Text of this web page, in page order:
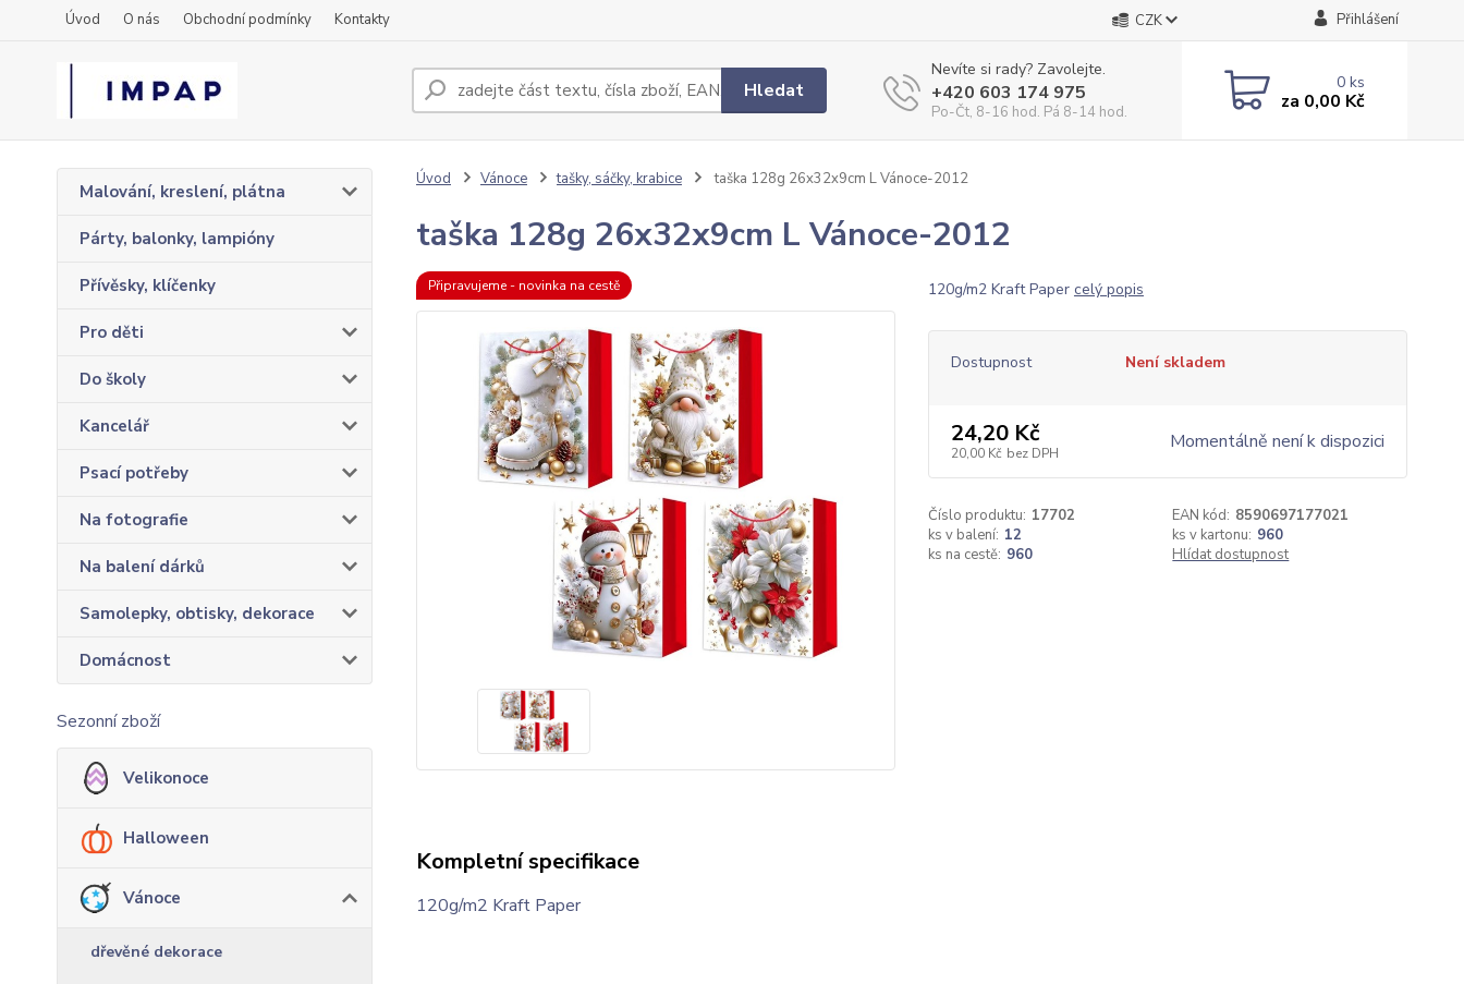
Úvod O nás Obchodní podmínky Kontakty CZK Přihlášení
Hledat
Nevíte si rady? Zavolejte.
+420 603 174 975
Po-Čt, 8-16 hod. Pá 8-14 hod.
0ks
za 0,00 Kč
Malování, kreslení, plátna
Párty, balonky, lampióny
Přívěsky, klíčenky
Pro děti
Do školy
Kancelář
Psací potřeby
Na fotografie
Na balení dárků
Samolepky, obtisky, dekorace
Domácnost
Sezonní zboží
Velikonoce
Halloween
Vánoce
dřevěné dekorace
Úvod Vánoce tašky, sáčky, krabice taška 128g 26x32x9cm L Vánoce-2012
taška 128g 26x32x9cm L Vánoce-2012
Připravujeme - novinka na cestě 120g/m2 Kraft Paper celý popis
Dostupnost Není skladem
24,20 Kč
20,00 Kč bez DPH Momentálně není k dispozici
Číslo produktu: 17702 EAN kód: 8590697177021
ks v balení: 12 ks v kartonu: 960
ks na cestě: 960 Hlídat dostupnost
Kompletní specifikace
120g/m2 Kraft Paper